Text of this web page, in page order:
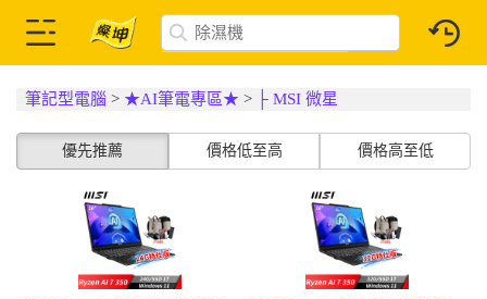
筆記型電腦 > ★AI筆電專區★ > ├ MSI 微星
優先推薦 價格低至高 價格高至低